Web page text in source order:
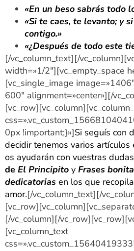
«En un beso sabrás todo
«Si te caes, te levanto; y
contigo.»
«¿Después de todo este
[/vc_column_text][/
width=»1/2″][vc_empty_space
[vc_single_image
600″ alignment=»center»][/
0px !important;}»]Si seguís con
decidir tenemos varios
os ayudarán con vuestras
de El Principito y Frases
dedicatorias en los que
amor.[/vc_column_text][/
[/vc_column][/
[vc_column_text